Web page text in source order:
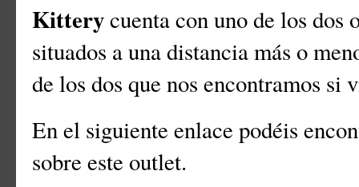
Kitterycuenta con uno de los dos
situados a una distancia más o
de los dos que nos encontramos si
En el siguiente enlace podéis
sobre este outlet.